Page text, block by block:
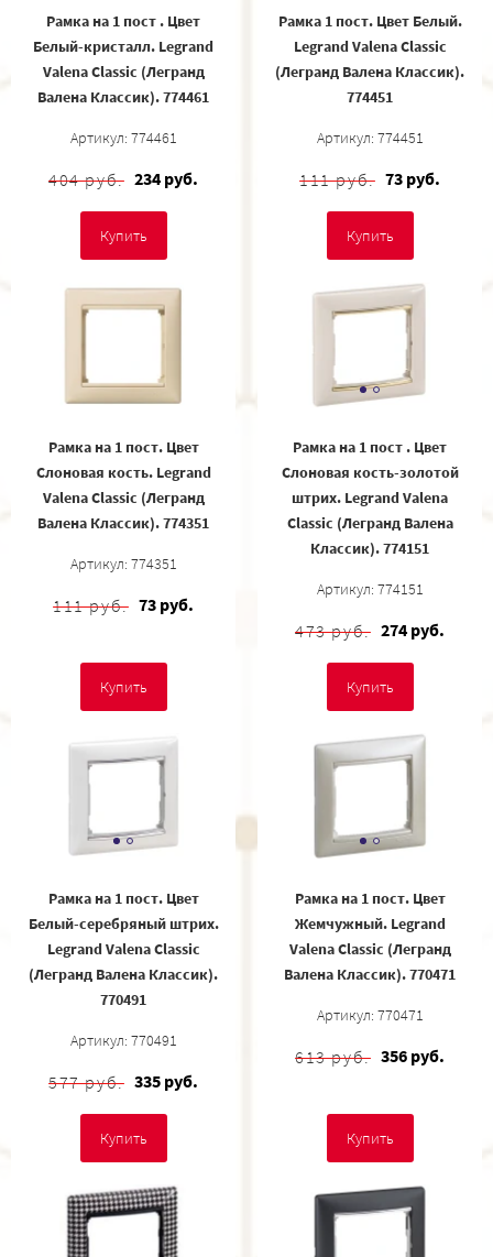
Рамка на 1 пост . Цвет
Белый-кристалл. Legrand
Valena Classic (Легранд
Валена Классик). 774461
Артикул: 774461
404 руб. 234 руб.
Купить
Рамка 1 пост. Цвет Белый.
Legrand Valena Classic
(Легранд Валена Классик).
774451
Артикул: 774451
111 руб. 73 руб.
Купить
Рамка на 1 пост. Цвет
Слоновая кость. Legrand
Valena Classic (Легранд
Валена Классик). 774351
Артикул: 774351
111 руб. 73 руб.
Купить
Рамка на 1 пост . Цвет
Слоновая кость-золотой
штрих. Legrand Valena
Classic (Легранд Валена
Классик). 774151
Артикул: 774151
473 руб. 274 руб.
Купить
Рамка на 1 пост. Цвет
Белый-серебряный штрих.
Legrand Valena Classic
(Легранд Валена Классик).
770491
Артикул: 770491
577 руб. 335 руб.
Купить
Рамка на 1 пост. Цвет
Жемчужный. Legrand
Valena Classic (Легранд
Валена Классик). 770471
Артикул: 770471
613 руб. 356 руб.
Купить